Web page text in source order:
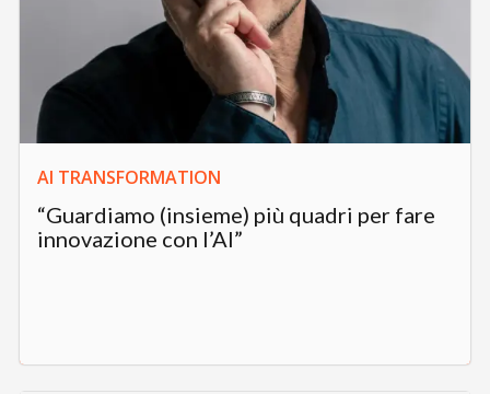
AI TRANSFORMATION
“Guardiamo (insieme) più quadri per fare
innovazione con l’AI”